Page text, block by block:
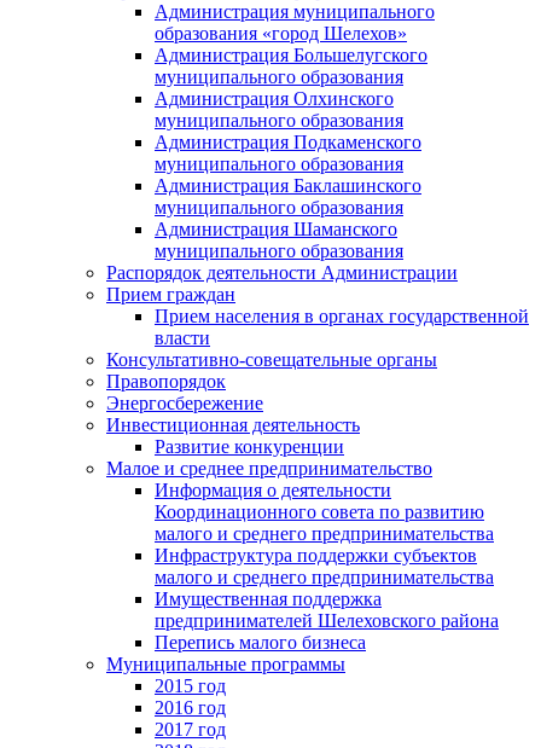
Администрация муниципального
образования «город Шелехов»
Администрация Большелугского
муниципального образования
Администрация Олхинского
муниципального образования
Администрация Подкаменского
муниципального образования
Администрация Баклашинского
муниципального образования
Администрация Шаманского
муниципального образования
Распорядок деятельности Администрации
Прием граждан
Прием населения в органах государственной
власти
Консультативно-совещательные органы
Правопорядок
Энергосбережение
Инвестиционная деятельность
Развитие конкуренции
Малое и среднее предпринимательство
Информация о деятельности
Координационного совета по развитию
малого и среднего предпринимательства
Инфраструктура поддержки субъектов
малого и среднего предпринимательства
Имущественная поддержка
предпринимателей Шелеховского района
Перепись малого бизнеса
Муниципальные программы
2015 год
2016 год
2017 год